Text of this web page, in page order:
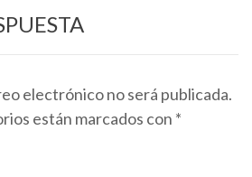
electrónico no será publicada.
están marcados con *